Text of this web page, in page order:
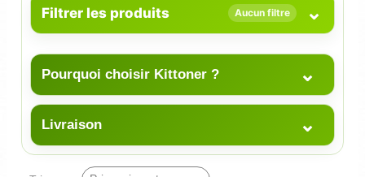
Filtrer les produits Aucun filtre ⌄
Pourquoi choisir Kittoner ? ⌄
Livraison ⌄